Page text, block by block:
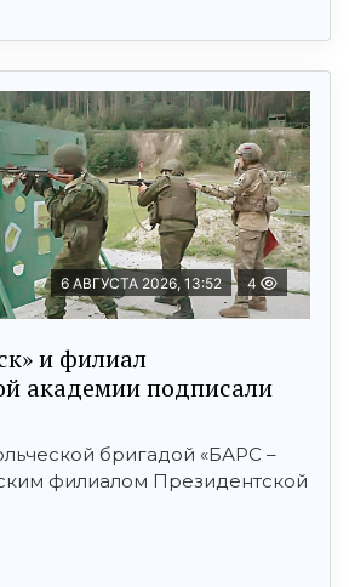
6 АВГУСТА 2026, 13:52 4
и филиал
академии подписали
бригадой «БАРС –
филиалом Президентской